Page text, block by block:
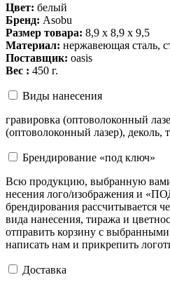
Цвет: белый
Бренд: Asobu
Размер товара: 8,9 х 8,9 х 9,5
Материал: нержавеющая сталь,
Поставщик: oasis
Вес : 450 г.
Виды нанесения
гравировка (оптоволоконный
(оптоволоконный лазер), деколь,
Брендирование «под ключ»
Всю продукцию, выбранную
несения лого/изображения и
брендирования рассчитывается
вида нанесения, тиража и
отправить корзину с
написать нам и прикрепить
Доставка